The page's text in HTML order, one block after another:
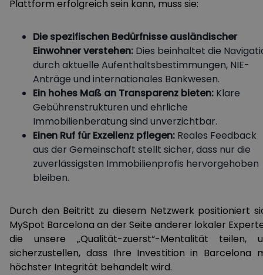
Plattform erfolgreich sein kann, muss sie:
Die spezifischen Bedürfnisse ausländischer
Einwohner verstehen: Dies beinhaltet die
durch aktuelle Aufenthaltsbestimmungen, NIE-
Anträge und internationales Bankwesen.
Ein hohes Maß an Transparenz bieten: Klare
Gebührenstrukturen und ehrliche
Immobilienberatung sind unverzichtbar.
Einen Ruf für Exzellenz pflegen: Reales Feedback
aus der Gemeinschaft stellt sicher, dass nur die
zuverlässigsten Immobilienprofis hervorgehoben
bleiben.
Durch den Beitritt zu diesem Netzwerk positioniert
MySpot Barcelona an der Seite anderer lokaler
die unsere „Qualität-zuerst“-Mentalität teilen,
sicherzustellen, dass Ihre Investition in Barcelona
höchster Integrität behandelt wird.